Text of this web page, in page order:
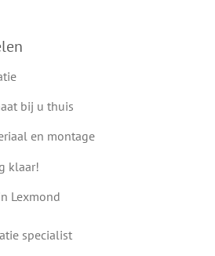
bij u thuis
en montage
klaar!
Lexmond